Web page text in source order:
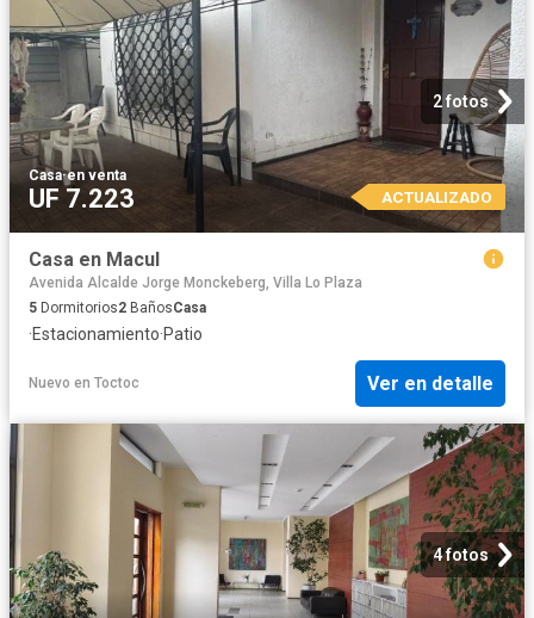
2 fotos
Casa·en venta
UF 7.223 ACTUALIZADO
Casa en Macul
Avenida Alcalde Jorge Monckeberg, Villa Lo Plaza
5 Dormitorios2 BañosCasa
·Estacionamiento·Patio
Nuevo en Toctoc Ver en detalle
4 fotos